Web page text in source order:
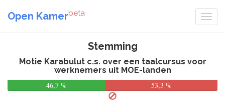
Open Kamerbeta
Stemming
Motie Karabulut c.s. over een taalcursus voor
werknemers uit MOE-landen
46,7 %
53,3 %